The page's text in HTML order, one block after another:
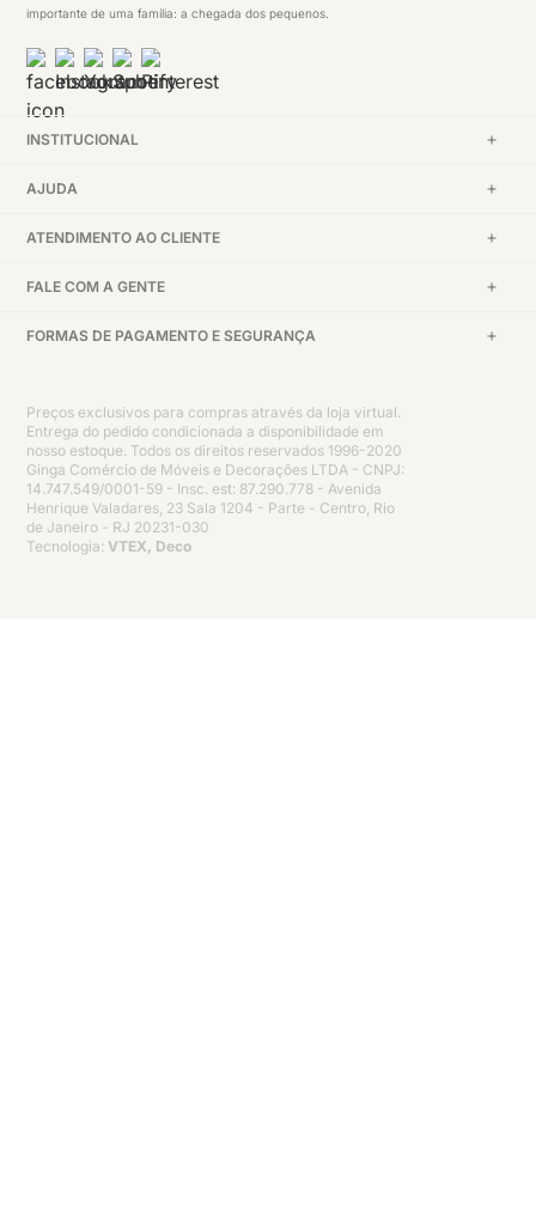
importante de uma família: a chegada dos pequenos.
INSTITUCIONAL
AJUDA
ATENDIMENTO AO CLIENTE
FALE COM A GENTE
FORMAS DE PAGAMENTO E SEGURANÇA
Preços exclusivos para compras através da loja virtual.
Entrega do pedido condicionada a disponibilidade em
nosso estoque. Todos os direitos reservados 1996-2020
Ginga Comércio de Móveis e Decorações LTDA - CNPJ:
14.747.549/0001-59 - Insc. est: 87.290.778 - Avenida
Henrique Valadares, 23 Sala 1204 - Parte - Centro, Rio
de Janeiro - RJ 20231-030
Tecnologia: VTEX, Deco